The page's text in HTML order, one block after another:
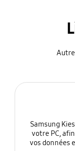
Samsung
votre PC,
vos données